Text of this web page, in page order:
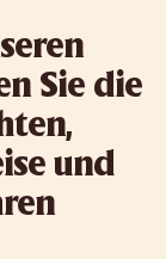
Sie die
und